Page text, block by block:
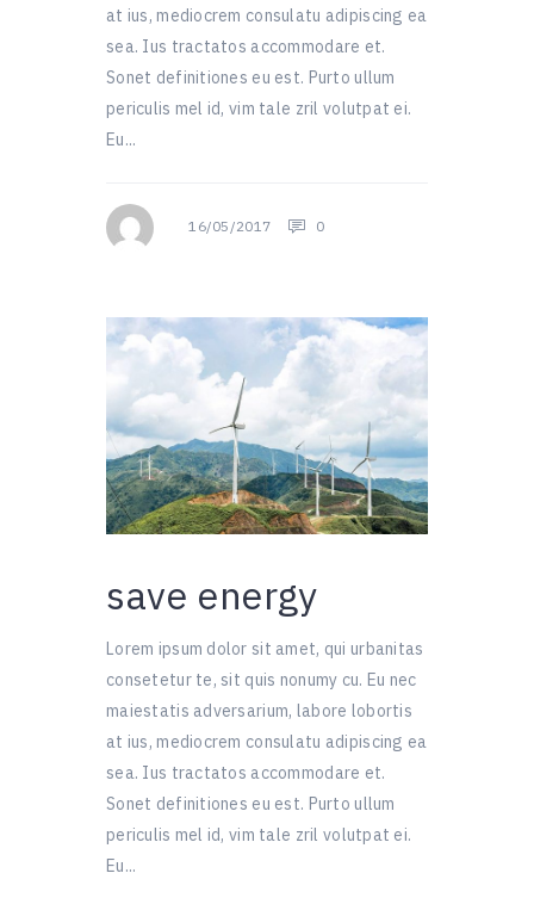
at ius, mediocrem consulatu adipiscing ea
sea. Ius tractatos accommodare et.
Sonet definitiones eu est. Purto ullum
periculis mel id, vim tale zril volutpat ei.
Eu...
16/05/2017 0
save energy
Lorem ipsum dolor sit amet, qui urbanitas
consetetur te, sit quis nonumy cu. Eu nec
maiestatis adversarium, labore lobortis
at ius, mediocrem consulatu adipiscing ea
sea. Ius tractatos accommodare et.
Sonet definitiones eu est. Purto ullum
periculis mel id, vim tale zril volutpat ei.
Eu...